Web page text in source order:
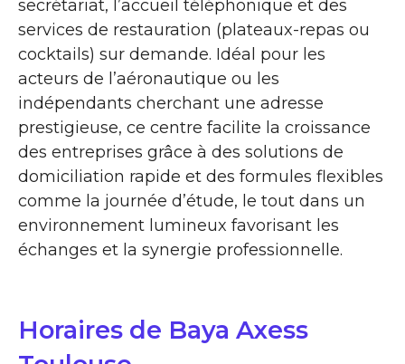
secrétariat, l’accueil téléphonique et des
services de restauration (plateaux-repas ou
cocktails) sur demande. Idéal pour les
acteurs de l’aéronautique ou les
indépendants cherchant une adresse
prestigieuse, ce centre facilite la croissance
des entreprises grâce à des solutions de
domiciliation rapide et des formules flexibles
comme la journée d’étude, le tout dans un
environnement lumineux favorisant les
échanges et la synergie professionnelle.
Horaires de Baya Axess